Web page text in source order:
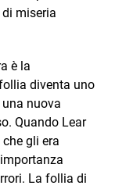
miseria
è la
diventa uno
nuova
Quando Lear
gli era
La follia di